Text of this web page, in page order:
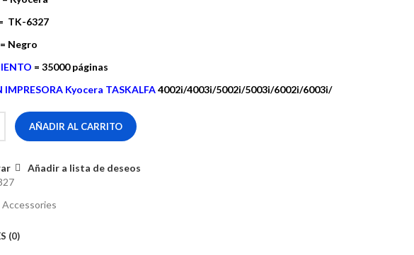
TK-6327
= Negro
= 35000 páginas
IMPRESORA Kyocera TASKALFA4002i/4003i/5002i/5003i/6002i/6003i/
AÑADIR AL CARRITO
Añadir a lista de deseos
Accessories
(0)